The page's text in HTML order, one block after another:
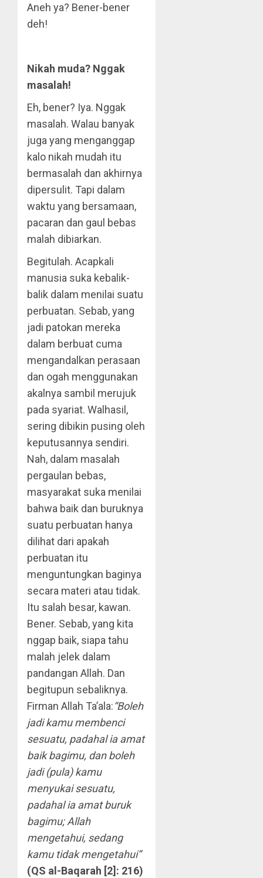
Aneh ya? Bener-bener
deh!
Nikah muda? Nggak
masalah!
Eh, bener? Iya. Nggak
masalah. Walau banyak
juga yang menganggap
kalo nikah mudah itu
bermasalah dan akhirnya
dipersulit. Tapi dalam
waktu yang bersamaan,
pacaran dan gaul bebas
malah dibiarkan.
Begitulah. Acapkali
manusia suka kebalik-
balik dalam menilai suatu
perbuatan. Sebab, yang
jadi patokan mereka
dalam berbuat cuma
mengandalkan perasaan
dan ogah menggunakan
akalnya sambil merujuk
pada syariat. Walhasil,
sering dibikin pusing oleh
keputusannya sendiri.
Nah, dalam masalah
pergaulan bebas,
masyarakat suka menilai
bahwa baik dan buruknya
suatu perbuatan hanya
dilihat dari apakah
perbuatan itu
menguntungkan baginya
secara materi atau tidak.
Itu salah besar, kawan.
Bener. Sebab, yang kita
nggap baik, siapa tahu
malah jelek dalam
pandangan Allah. Dan
begitupun sebaliknya.
Firman Allah Ta’ala:“Boleh
jadi kamu membenci
sesuatu, padahal ia amat
baik bagimu, dan boleh
jadi (pula) kamu
menyukai sesuatu,
padahal ia amat buruk
bagimu; Allah
mengetahui, sedang
kamu tidak mengetahui”
(QS al-Baqarah [2]: 216)